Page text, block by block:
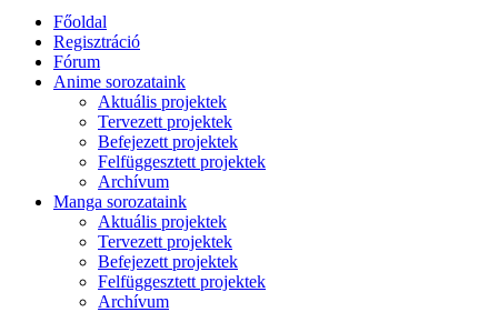
Főoldal
Regisztráció
Fórum
Anime sorozataink
Aktuális projektek
Tervezett projektek
Befejezett projektek
Felfüggesztett projektek
Archívum
Manga sorozataink
Aktuális projektek
Tervezett projektek
Befejezett projektek
Felfüggesztett projektek
Archívum